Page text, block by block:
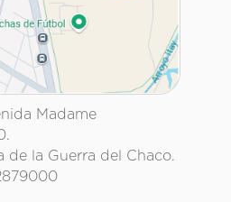
Madame
de la Guerra del Chaco.